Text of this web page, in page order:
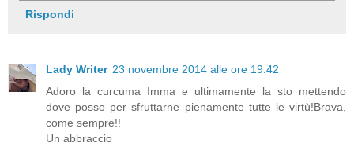
Rispondi
Lady Writer 23 novembre 2014 alle ore 19:42
Adoro la curcuma Imma e ultimamente la sto mettendo
dove posso per sfruttarne pienamente tutte le virtù!Brava,
come sempre!!
Un abbraccio